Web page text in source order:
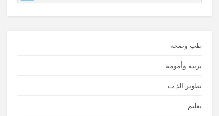
طب وصحة
تربية وأمومة
تطوير الذات
تعليم